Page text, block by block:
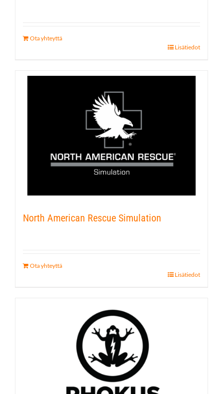
Ota yhteyttä
Lisätiedot
North American Rescue Simulation
Ota yhteyttä
Lisätiedot